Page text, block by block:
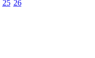
25 26